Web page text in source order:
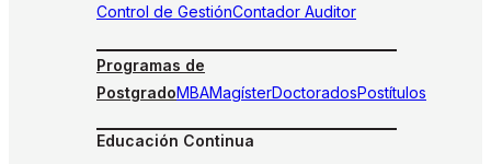
Control de GestiónContador Auditor
Programas de
PostgradoMBAMagísterDoctoradosPostítulos
Educación Continua